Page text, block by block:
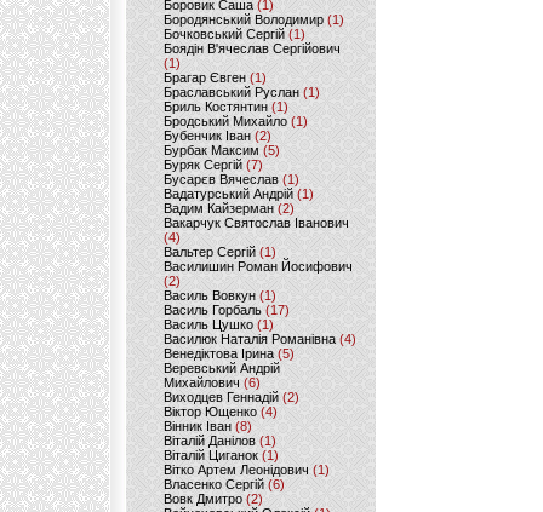
Боровик Саша (1)
Бородянський Володимир (1)
Бочковський Сергій (1)
Боядін В'ячеслав Сергійович
(1)
Брагар Євген (1)
Браславський Руслан (1)
Бриль Костянтин (1)
Бродський Михайло (1)
Бубенчик Іван(2)
Бурбак Максим (5)
Буряк Сергій (7)
Бусарєв Вячеслав (1)
Вадатурський Андрій (1)
Вадим Кайзерман (2)
Вакарчук Святослав Іванович
(4)
Вальтер Сергій (1)
Василишин Роман Йосифович
(2)
Василь Вовкун (1)
Василь Горбаль (17)
Василь Цушко (1)
Василюк Наталія Романівна (4)
Венедіктова Ірина(5)
Веревський Андрій
Михайлович (6)
Виходцев Геннадій (2)
Віктор Ющенко (4)
Вінник Іван (8)
Віталій Данілов (1)
Віталій Циганок (1)
Вітко Артем Леонідович(1)
Власенко Сергій (6)
Вовк Дмитро(2)